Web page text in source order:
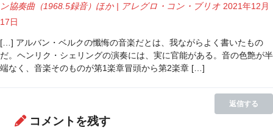
ン協奏曲（1968.5録音）ほか | アレグロ・コン・ブリオ 2021年12月
17日
[…] アルバン・ベルクの懺悔の音楽だとは、我ながらよく書いたもの
だ。ヘンリク・シェリングの演奏には、実に官能がある。音の色艶が半
端なく、音楽そのものが第1楽章冒頭から第2楽章 […]
返信する
コメントを残す